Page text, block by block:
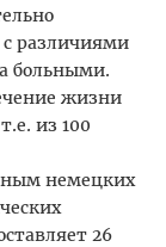
с различиями
больными.
жизни
из 100
немецких
26